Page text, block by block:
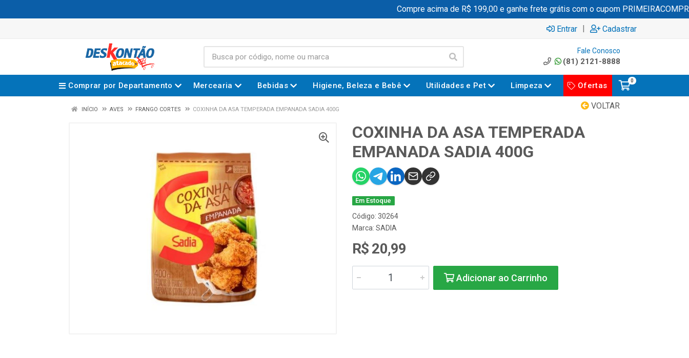
Compre acima de R$ 199,00 e ganhe frete grátis com o cupom PRIMEIRACOMPRA
Entrar | Cadastrar
Fale Conosco
(81) 2121-8888
Comprar por Departamento Mercearia Bebidas Higiene, Beleza e Bebê Utilidades e Pet Limpeza Ofertas
0
VOLTAR
INÍCIO AVES FRANGO CORTES COXINHA DA ASA TEMPERADA EMPANADA SADIA 400G
COXINHA DA ASA TEMPERADA
EMPANADA SADIA 400G
Em Estoque
Código: 30264
Marca: SADIA
R$ 20,99
Adicionar ao Carrinho